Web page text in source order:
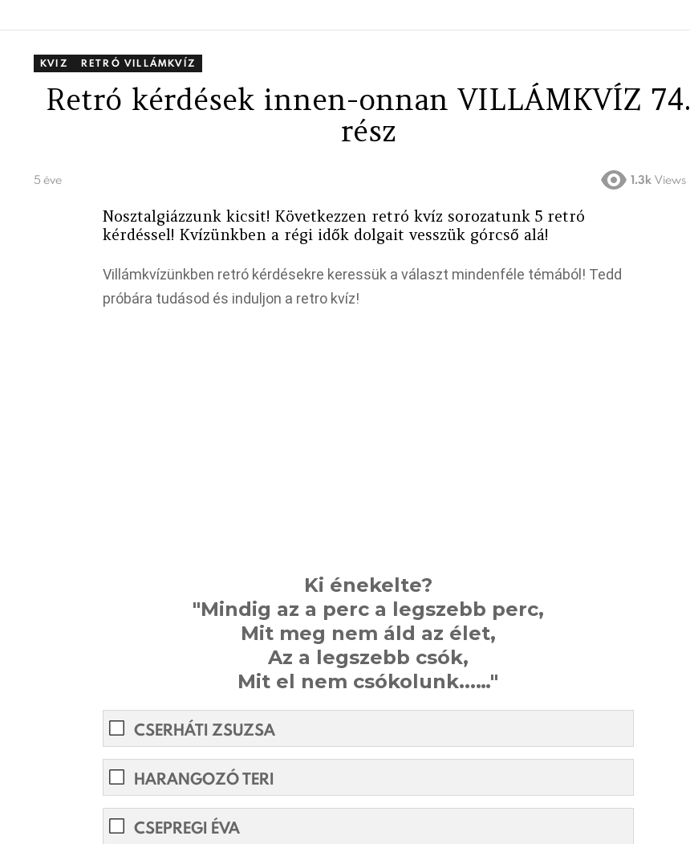
KVIZ RETRÓ VILLÁMKVÍZ
Retró kérdések innen-onnan VILLÁMKVÍZ 74.
rész
5 éve 1.3k Views
Nosztalgiázzunk kicsit! Következzen retró kvíz sorozatunk 5 retró
kérdéssel! Kvízünkben a régi idők dolgait vesszük górcső alá!
Villámkvízünkben retró kérdésekre keressük a választ mindenféle témából! Tedd
próbára tudásod és induljon a retro kvíz!
Ki énekelte?
"Mindig az a perc a legszebb perc,
Mit meg nem áld az élet,
Az a legszebb csók,
Mit el nem csókolunk...…"
CSERHÁTI ZSUZSA
HARANGOZÓ TERI
CSEPREGI ÉVA